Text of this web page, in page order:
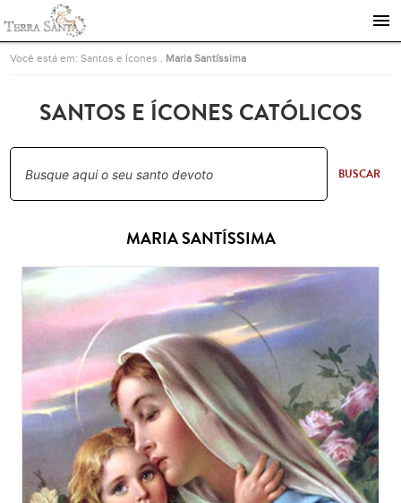
Ir para a página inicial
Você está em:Santos e Ícones Maria Santíssima
SANTOS E ÍCONES CATÓLICOS
BUSCAR
MARIA SANTÍSSIMA